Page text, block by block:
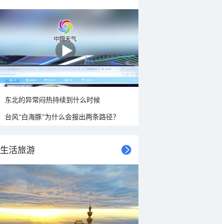
东北的异常闷热持续到什么时候
台风“白海豚”为什么会报出两条路径？
生活旅游